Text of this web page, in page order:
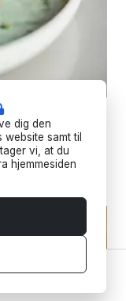
kærlighed til
dig den
samt til
vi, at du
hjemmesiden